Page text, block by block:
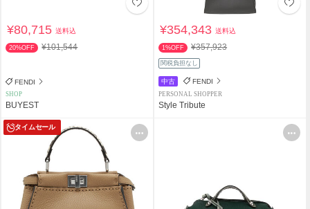
¥80,715送料込
20%OFF ¥101,544
FENDI
SHOP
BUYEST
¥354,343送料込
1%OFF ¥357,923
関税負担なし
中古 FENDI
PERSONAL SHOPPER
Style Tribute
タイムセール